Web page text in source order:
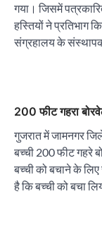
गया। जिसमें
हस्तियों ने प्रतिभाग
संग्रहालय के
200 फीट गहरा
गुजरात में जामनगर
बच्ची 200 फीट गहरे
बच्ची को बचाने के लिए
है कि बच्ची को बचा